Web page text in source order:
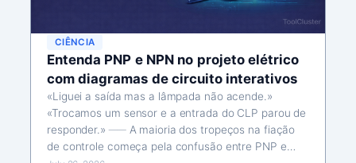
CIÊNCIA
Entenda PNP e NPN no projeto elétrico
com diagramas de circuito interativos
«Liguei a saída mas a lâmpada não acende.»
«Trocamos um sensor e a entrada do CLP parou de
responder.» ── A maioria dos tropeços na fiação
de controle começa pela confusão entre PNP e